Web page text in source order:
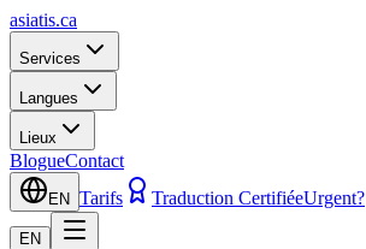
asiatis.ca
Services
Langues
Lieux
BlogueContact
EN Tarifs Traduction CertifiéeUrgent?
EN